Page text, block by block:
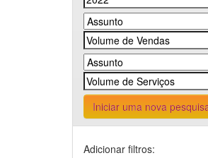
Iniciar uma nova
Adicionar filtros: